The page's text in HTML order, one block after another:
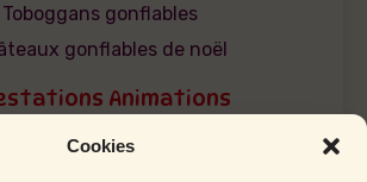
Cookies
Toboggans gonflables
gonflables de noël
Animations
Anniversaire / Baptême